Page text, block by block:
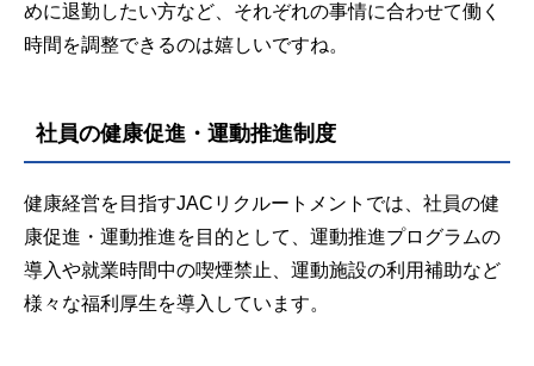
めに退勤したい方など、それぞれの事情に合わせて働く
時間を調整できるのは嬉しいですね。
社員の健康促進・運動推進制度
健康経営を目指すJACリクルートメントでは、社員の健
康促進・運動推進を目的として、運動推進プログラムの
導入や就業時間中の喫煙禁止、運動施設の利用補助など
様々な福利厚生を導入しています。